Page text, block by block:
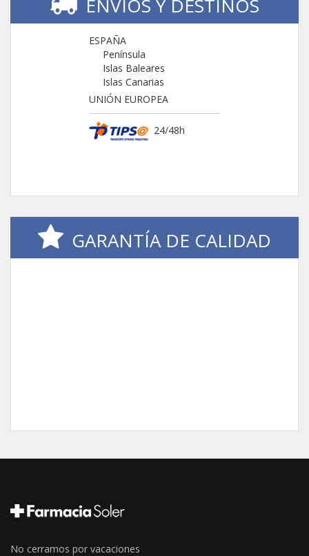
ENVIOS Y DESTINOS
ESPAÑA
Península
Islas Baleares
Islas Canarias
UNIÓN EUROPEA
24/48h
GARANTÍA DE CALIDAD
No cerramos por vacaciones